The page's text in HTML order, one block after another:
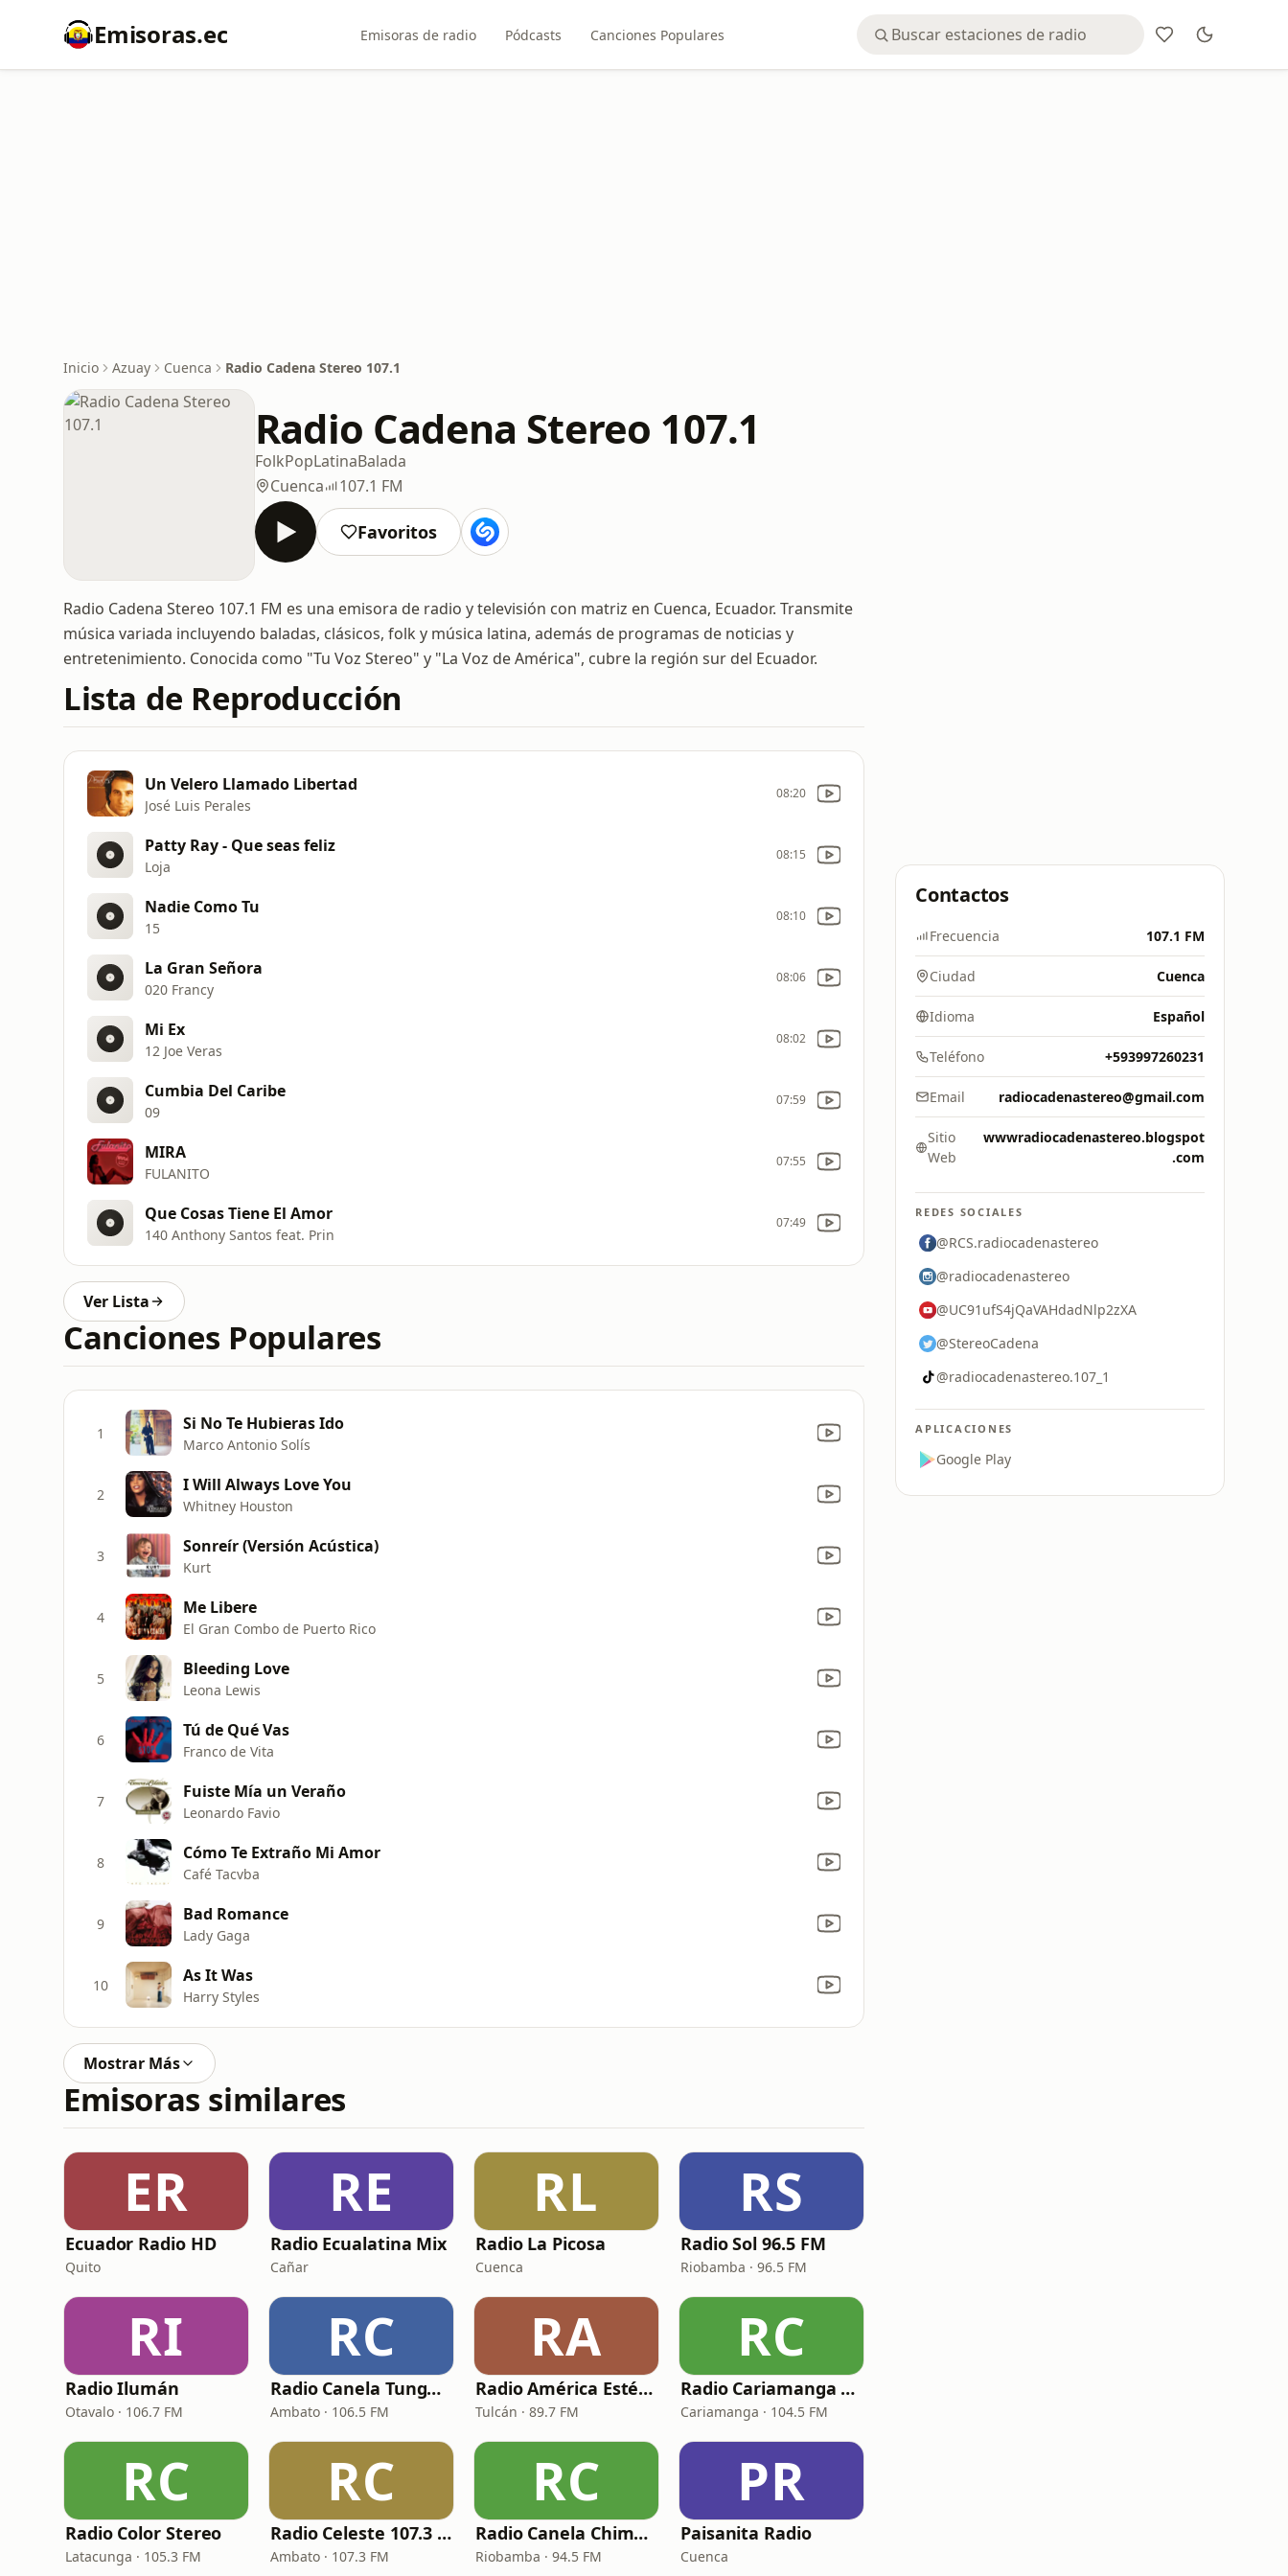
Emisoras.ec Emisoras de radio Pódcasts Canciones Populares
Inicio Azuay Cuenca Radio Cadena Stereo 107.1
Radio Cadena Stereo 107.1
FolkPopLatinaBalada
Cuenca
107.1 FM
Favoritos
Radio Cadena Stereo 107.1 FM es una emisora de radio y televisión con matriz en Cuenca, Ecuador. Transmite
música variada incluyendo baladas, clásicos, folk y música latina, además de programas de noticias y
entretenimiento. Conocida como "Tu Voz Stereo" y "La Voz de América", cubre la región sur del Ecuador.
Lista de Reproducción
Un Velero Llamado Libertad
José Luis Perales
08:20
Patty Ray - Que seas feliz
Loja
08:15
Nadie Como Tu
15
08:10
La Gran Señora
020 Francy
08:06
Mi Ex
12 Joe Veras
08:02
Cumbia Del Caribe
09
07:59
MIRA
FULANITO
07:55
Que Cosas Tiene El Amor
140 Anthony Santos feat. Prin
07:49
Ver Lista
Canciones Populares
1 Si No Te Hubieras Ido
Marco Antonio Solís
2 I Will Always Love You
Whitney Houston
3 Sonreír (Versión Acústica)
Kurt
4 Me Libere
El Gran Combo de Puerto Rico
5 Bleeding Love
Leona Lewis
6 Tú de Qué Vas
Franco de Vita
7 Fuiste Mía un Veraño
Leonardo Favio
8 Cómo Te Extraño Mi Amor
Café Tacvba
9 Bad Romance
Lady Gaga
10 As It Was
Harry Styles
Mostrar Más
Emisoras similares
ER
Ecuador Radio HD
Quito
RE
Radio Ecualatina Mix
Cañar
RL
Radio La Picosa
Cuenca
RS
Radio Sol 96.5 FM
Riobamba · 96.5 FM
RI
Radio Ilumán
Otavalo · 106.7 FM
RC
Radio Canela Tungurahua
Ambato · 106.5 FM
RA
Radio América Estéreo Tulcán
Tulcán · 89.7 FM
RC
Radio Cariamanga RC PLUS
Cariamanga · 104.5 FM
RC
Radio Color Stereo
Latacunga · 105.3 FM
RC
Radio Celeste 107.3 FM
Ambato · 107.3 FM
RC
Radio Canela Chimborazo
Riobamba · 94.5 FM
PR
Paisanita Radio
Cuenca
Contactos
Frecuencia 107.1 FM
Ciudad Cuenca
Idioma Español
Teléfono +593997260231
Email radiocadenastereo@gmail.com
Sitio
Web
wwwradiocadenastereo.blogspot
.com
REDES SOCIALES
@RCS.radiocadenastereo
@radiocadenastereo
@UC91ufS4jQaVAHdadNlp2zXA
@StereoCadena
@radiocadenastereo.107_1
APLICACIONES
Google Play